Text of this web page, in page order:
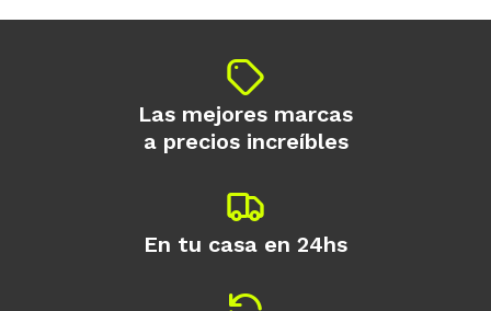
Las mejores marcas
a precios increíbles
En tu casa en 24hs